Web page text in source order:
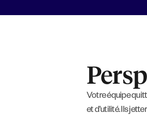
Votre équipe
et d’utilité. Ils